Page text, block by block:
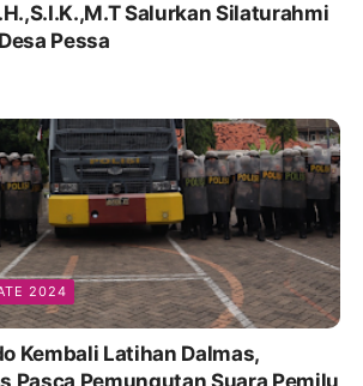
Salurkan Silaturahmi
Pessa
2024
Kembali Latihan Dalmas,